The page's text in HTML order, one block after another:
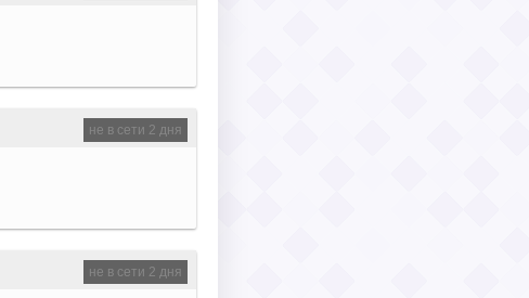
не в сети 2 дня
не в сети 2 дня